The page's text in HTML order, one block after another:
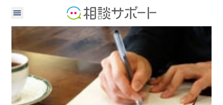
社会保険労務士